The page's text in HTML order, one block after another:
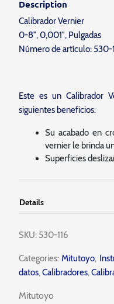
Description
Calibrador Vernier
0-8″, 0,001″, Pulgadas
Número de artículo: 530-
Este es un Calibrador
siguientes beneficios:
Su acabado en
vernier le brinda
Superficies
Details
SKU: 530-116
Categories:Mitutoyo,
datos, Calibradores,
Mitutoyo